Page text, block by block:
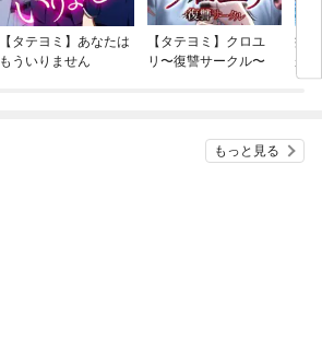
【タテヨミ】あなたは
もういりません
【タテヨミ】クロユ
リ〜復讐サークル〜
病
が
ぎ
もっと見る